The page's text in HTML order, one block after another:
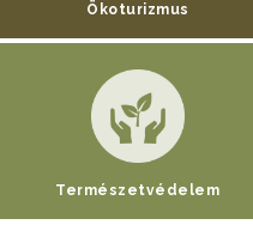
Ökoturizmus
Természetvédelem